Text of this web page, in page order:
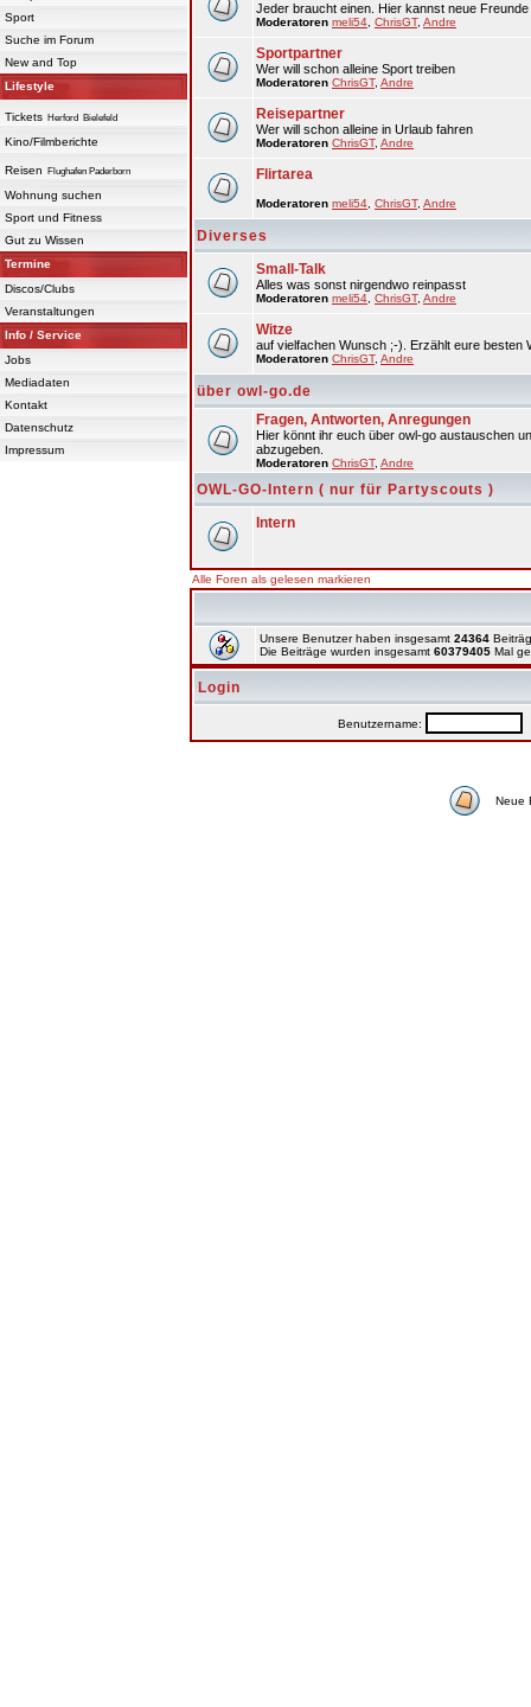
Sport
Suche im Forum
New and Top
Lifestyle
Tickets Herford Bielefeld
Kino/Filmberichte
Reisen Flughafen Paderborn
Wohnung suchen
Sport und Fitness
Gut zu Wissen
Termine
Discos/Clubs
Veranstaltungen
Info / Service
Jobs
Mediadaten
Kontakt
Datenschutz
Impressum
Jeder braucht einen. Hier kannst neue Freunde
Moderatoren meli54 ChrisGT, Andre
Sportpartner
Wer will schon alleine Sport treiben
Moderatoren ChrisGT, Andre
Reisepartner
Wer will schon alleine in Urlaub fahren
Moderatoren ChrisGT, Andre
Flirtarea
Moderatoren meli54 ChrisGT, Andre
Diverses
Small-Talk
Alles was sonst nirgendwo reinpasst
Moderatoren meli54 ChrisGT, Andre
Witze
auf vielfachen Wunsch ;-). Erzählt eure besten
Moderatoren ChrisGT, Andre
über owl-go.de
Fragen, Antworten, Anregungen
Hier könnt ihr euch über owl-go austauschen
abzugeben.
Moderatoren ChrisGT, Andre
OWL-GO-Intern ( nur für Partyscouts )
Intern
Alle Foren als gelesen markieren
Unsere Benutzer haben insgesamt 24364
Die Beiträge wurden insgesamt 60379405 Mal
Login
Benutzername:
Neue